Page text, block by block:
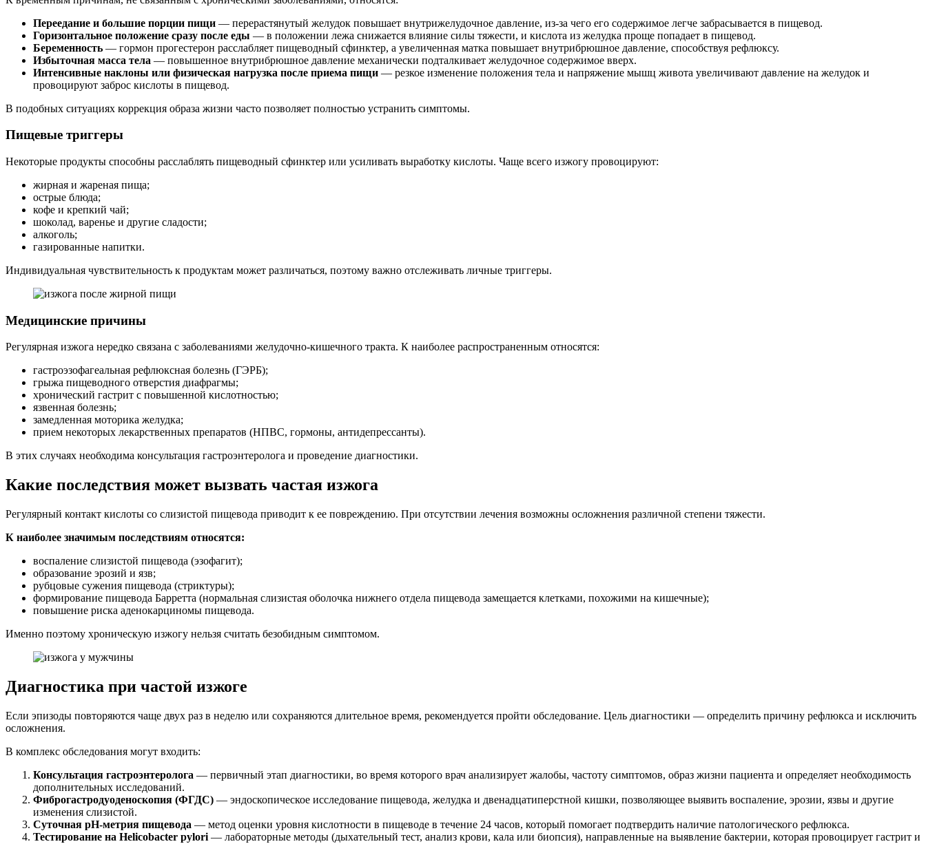
Переедание и большие порции пищи — перерастянутый желудок повышает внутрижелудочное давление, из-за чего его содержимое легче забрасывается в пищевод.
Горизонтальное положение сразу после еды — в положении лежа снижается влияние силы тяжести, и кислота из желудка проще попадает в пищевод.
Беременность — гормон прогестерон расслабляет пищеводный сфинктер, а увеличенная матка повышает внутрибрюшное давление, способствуя рефлюксу.
Избыточная масса тела — повышенное внутрибрюшное давление механически подталкивает желудочное содержимое вверх.
Интенсивные наклоны или физическая нагрузка после приема пищи — резкое изменение положения тела и напряжение мышц живота увеличивают давление на желудок и
провоцируют заброс кислоты в пищевод.
В подобных ситуациях коррекция образа жизни часто позволяет полностью устранить симптомы.
Пищевые триггеры
Некоторые продукты способны расслаблять пищеводный сфинктер или усиливать выработку кислоты. Чаще всего изжогу провоцируют:
жирная и жареная пища;
острые блюда;
кофе и крепкий чай;
шоколад, варенье и другие сладости;
алкоголь;
газированные напитки.
Индивидуальная чувствительность к продуктам может различаться, поэтому важно отслеживать личные триггеры.
Медицинские причины
Регулярная изжога нередко связана с заболеваниями желудочно-кишечного тракта. К наиболее распространенным относятся:
гастроэзофагеальная рефлюксная болезнь (ГЭРБ);
грыжа пищеводного отверстия диафрагмы;
хронический гастрит с повышенной кислотностью;
язвенная болезнь;
замедленная моторика желудка;
прием некоторых лекарственных препаратов (НПВС, гормоны, антидепрессанты).
В этих случаях необходима консультация гастроэнтеролога и проведение диагностики.
Какие последствия может вызвать частая изжога
Регулярный контакт кислоты со слизистой пищевода приводит к ее повреждению. При отсутствии лечения возможны осложнения различной степени тяжести.
К наиболее значимым последствиям относятся:
воспаление слизистой пищевода (эзофагит);
образование эрозий и язв;
рубцовые сужения пищевода (стриктуры);
формирование пищевода Барретта (нормальная слизистая оболочка нижнего отдела пищевода замещается клетками, похожими на кишечные);
повышение риска аденокарциномы пищевода.
Именно поэтому хроническую изжогу нельзя считать безобидным симптомом.
Диагностика при частой изжоге
Если эпизоды повторяются чаще двух раз в неделю или сохраняются длительное время, рекомендуется пройти обследование. Цель диагностики — определить причину рефлюкса и исключить
осложнения.
В комплекс обследования могут входить:
Консультация гастроэнтеролога — первичный этап диагностики, во время которого врач анализирует жалобы, частоту симптомов, образ жизни пациента и определяет необходимость
дополнительных исследований.
Фиброгастродуоденоскопия (ФГДС) — эндоскопическое исследование пищевода, желудка и двенадцатиперстной кишки, позволяющее выявить воспаление, эрозии, язвы и другие
изменения слизистой.
Суточная pH-метрия пищевода — метод оценки уровня кислотности в пищеводе в течение 24 часов, который помогает подтвердить наличие патологического рефлюкса.
Тестирование на Helicobacter pylori — лабораторные методы (дыхательный тест, анализ крови, кала или биопсия), направленные на выявление бактерии, которая провоцирует гастрит и